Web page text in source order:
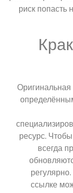
риск
ресурс.
всегда
ссылке